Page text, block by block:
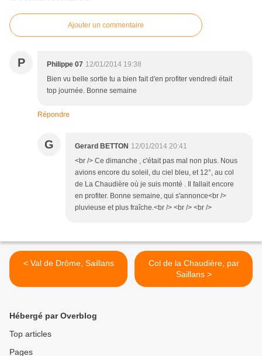
Ajouter un commentaire
P Philippe 07 12/01/2014 19:38
Bien vu belle sortie tu a bien fait d'en profiter vendredi était
top journée. Bonne semaine
Répondre
G Gerard BETTON 12/01/2014 20:41
<br /> Ce dimanche , c'était pas mal non plus. Nous
avions encore du soleil, du ciel bleu, et 12°, au col
de La Chaudière où je suis monté . Il fallait encore
en profiter. Bonne semaine, qui s'annonce<br />
pluvieuse et plus fraîche.<br /> <br /> <br />
< Val de Drôme, Saillans
Col de la Chaudière, par
Saillans >
Hébergé par Overblog
Top articles
Pages